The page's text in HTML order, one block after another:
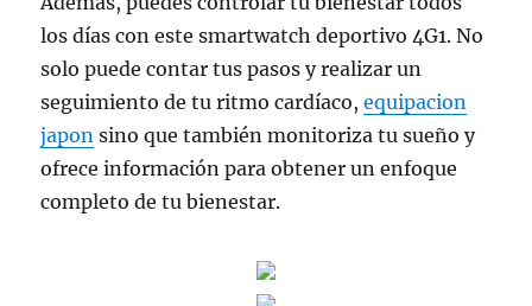
los días con este smartwatch deportivo 4G1. No
solo puede contar tus pasos y realizar un
seguimiento de tu ritmo cardíaco,equipacion
japon sino que también monitoriza tu sueño y
ofrece información para obtener un enfoque
completo de tu bienestar.